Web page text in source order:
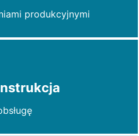
produkcyjnymi